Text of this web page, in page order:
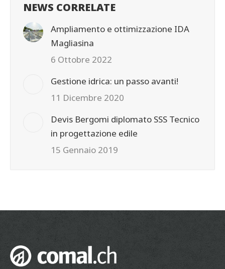
NEWS CORRELATE
Ampliamento e ottimizzazione IDA
Magliasina
6 Ottobre 2022
Gestione idrica: un passo avanti!
11 Dicembre 2020
Devis Bergomi diplomato SSS Tecnico
in progettazione edile
15 Gennaio 2019